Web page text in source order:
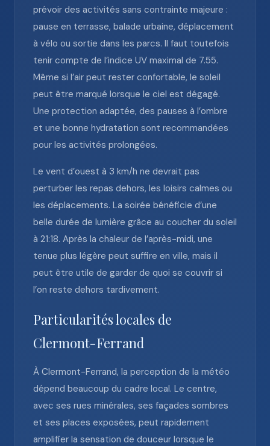
prévoir des activités sans contrainte majeure :
pause en terrasse, balade urbaine, déplacement
à vélo ou sortie dans les parcs. Il faut toutefois
tenir compte de l’indice UV maximal de 7.55.
Même si l’air peut rester confortable, le soleil
peut être marqué lorsque le ciel est dégagé.
Une protection adaptée, des pauses à l’ombre
et une bonne hydratation sont recommandées
pour les activités prolongées.
Le vent d’ouest à 3 km/h ne devrait pas
perturber les repas dehors, les loisirs calmes ou
les déplacements. La soirée bénéficie d’une
belle durée de lumière grâce au coucher du soleil
à 21:18. Après la chaleur de l’après-midi, une
tenue plus légère peut suffire en ville, mais il
peut être utile de garder de quoi se couvrir si
l’on reste dehors tardivement.
Particularités locales de
Clermont-Ferrand
À Clermont-Ferrand, la perception de la météo
dépend beaucoup du cadre local. Le centre,
avec ses rues minérales, ses façades sombres
et ses places exposées, peut rapidement
amplifier la sensation de douceur lorsque le